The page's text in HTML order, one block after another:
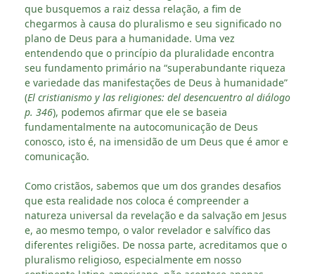
que busquemos a raiz dessa relação, a fim de
chegarmos à causa do pluralismo e seu significado no
plano de Deus para a humanidade. Uma vez
entendendo que o princípio da pluralidade encontra
seu fundamento primário na “superabundante riqueza
e variedade das manifestações de Deus à humanidade”
(El cristianismo y las religiones: del desencuentro al diálogo
p. 346), podemos afirmar que ele se baseia
fundamentalmente na autocomunicação de Deus
conosco, isto é, na imensidão de um Deus que é amor e
comunicação.
Como cristãos, sabemos que um dos grandes desafios
que esta realidade nos coloca é compreender a
natureza universal da revelação e da salvação em Jesus
e, ao mesmo tempo, o valor revelador e salvífico das
diferentes religiões. De nossa parte, acreditamos que o
pluralismo religioso, especialmente em nosso